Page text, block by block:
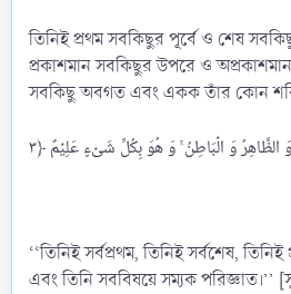
তিনিই প্রথম সবকিছুর পূর্বে ও শেষ
প্রকাশমান সবকিছুর উপরে ও
সবকিছু অবগত এবং একক তাঁর কোন
‘‘তিনিই সর্বপ্রথম, তিনিই সর্বশেষ,
এবং তিনি সববিষয়ে সম্যক পরিজ্ঞাত।’’